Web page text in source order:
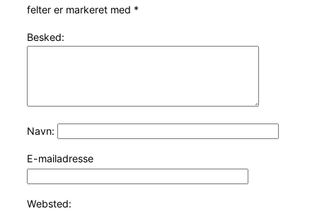
felter er markeret med *
Besked:
Navn:
E-mailadresse
Websted: